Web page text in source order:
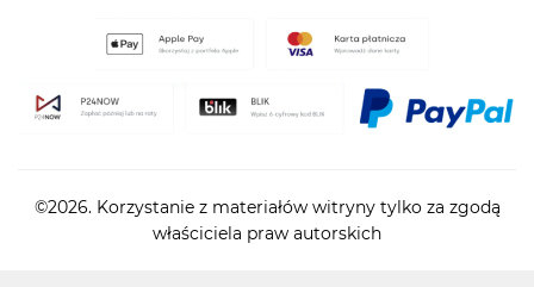
©2026. Korzystanie z materiałów witryny tylko za zgodą
właściciela praw autorskich